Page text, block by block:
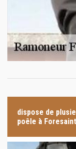
dispose de
poêle à